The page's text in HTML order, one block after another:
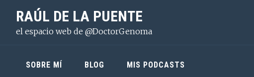
principal
contenido
lateral
RAÚL DE LA PUENTE
el espacio web de @DoctorGenoma
SOBRE MÍ BLOG MIS PODCASTS